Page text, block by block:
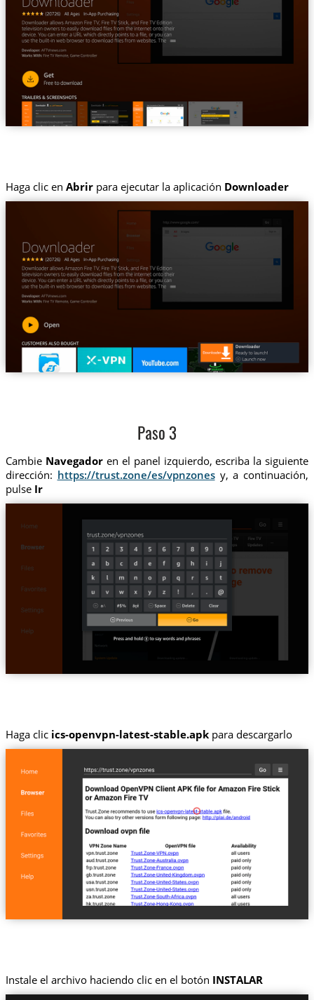
Haga clic en Abrirpara ejecutar la aplicación Downloader
Paso 3
Cambie Navegadoren el panel izquierdo, escriba la siguiente
dirección: https://trust.zone/es/vpnzonesy, a continuación,
pulse Ir
Haga clic ics-openvpn-latest-stable.apkpara descargarlo
Instale el archivo haciendo clic en el botón INSTALAR